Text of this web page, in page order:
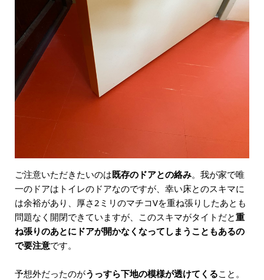
ご注意いただきたいのは既存のドアとの絡み。我が家で唯
一のドアはトイレのドアなのですが、幸い床とのスキマに
は余裕があり、厚さ2ミリのマチコVを重ね張りしたあとも
問題なく開閉できていますが、このスキマがタイトだと重
ね張りのあとにドアが開かなくなってしまうこともあるの
で要注意です。
予想外だったのがうっすら下地の模様が透けてくること。